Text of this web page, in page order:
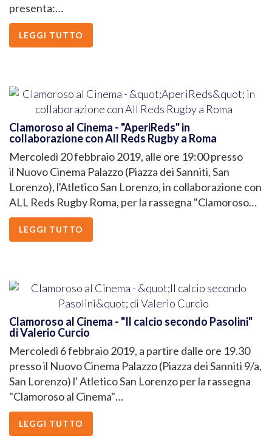
presenta:…
LEGGI TUTTO
Clamoroso al Cinema - "AperiReds" in
collaborazione con All Reds Rugby a Roma
Mercoledì 20 febbraio 2019, alle ore 19:00 presso
il Nuovo Cinema Palazzo (Piazza dei Sanniti, San
Lorenzo), l'Atletico San Lorenzo, in collaborazione con
ALL Reds Rugby Roma, per la rassegna "Clamoroso…
LEGGI TUTTO
Clamoroso al Cinema - "Il calcio secondo Pasolini"
di Valerio Curcio
Mercoledì 6 febbraio 2019, a partire dalle ore 19.30
presso il Nuovo Cinema Palazzo (Piazza dei Sanniti 9/a,
San Lorenzo) l' Atletico San Lorenzo per la rassegna
"Clamoroso al Cinema"…
LEGGI TUTTO